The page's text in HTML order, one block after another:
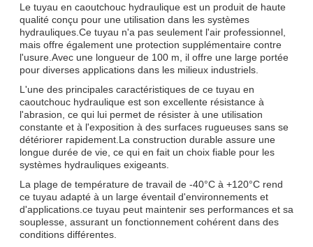
Le tuyau en caoutchouc hydraulique est un produit de haute
qualité conçu pour une utilisation dans les systèmes
hydrauliques.Ce tuyau n'a pas seulement l'air professionnel,
mais offre également une protection supplémentaire contre
l'usure.Avec une longueur de 100 m, il offre une large portée
pour diverses applications dans les milieux industriels.
L'une des principales caractéristiques de ce tuyau en
caoutchouc hydraulique est son excellente résistance à
l'abrasion, ce qui lui permet de résister à une utilisation
constante et à l'exposition à des surfaces rugueuses sans se
détériorer rapidement.La construction durable assure une
longue durée de vie, ce qui en fait un choix fiable pour les
systèmes hydrauliques exigeants.
La plage de température de travail de -40°C à +120°C rend
ce tuyau adapté à un large éventail d'environnements et
d'applications.ce tuyau peut maintenir ses performances et sa
souplesse, assurant un fonctionnement cohérent dans des
conditions différentes.